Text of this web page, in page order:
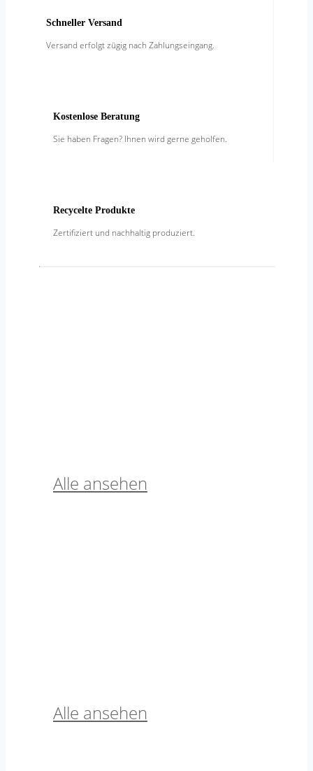
Schneller Versand
Versand erfolgt zügig nach Zahlungseingang.
Kostenlose Beratung
Sie haben Fragen? Ihnen wird gerne geholfen.
Recycelte Produkte
Zertifiziert und nachhaltig produziert.
Alle ansehen
Alle ansehen